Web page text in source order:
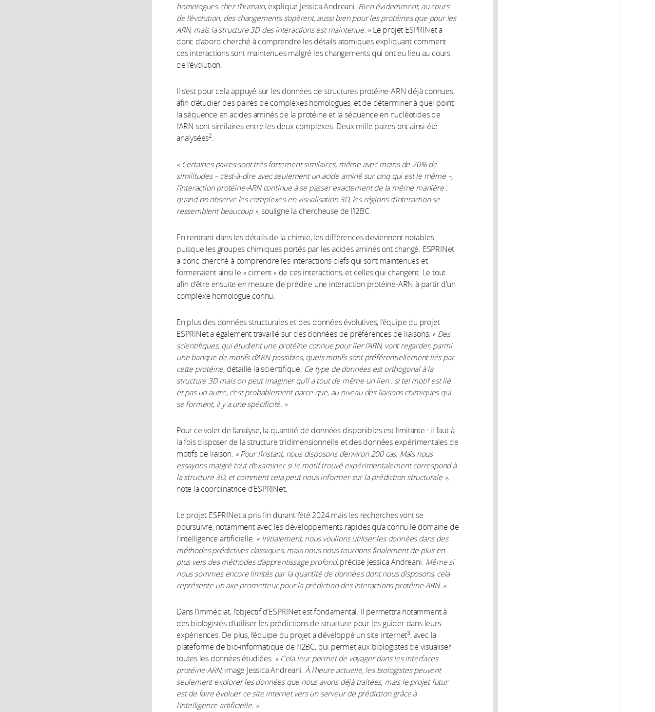
homologues chez l’humain, explique Jessica Andreani. Bien évidemment, au cours
de l’évolution, des changements s’opèrent, aussi bien pour les protéines que pour les
ARN, mais la structure 3D des interactions est maintenue. » Le projet ESPRINet a
donc d’abord cherché à comprendre les détails atomiques expliquant comment
ces interactions sont maintenues malgré les changements qui ont eu lieu au cours
de l’évolution.
Il s’est pour cela appuyé sur les données de structures protéine-ARN déjà connues,
afin d’étudier des paires de complexes homologues, et de déterminer à quel point
la séquence en acides aminés de la protéine et la séquence en nucléotides de
l’ARN sont similaires entre les deux complexes. Deux mille paires ont ainsi été
analysées2.
« Certaines paires sont très fortement similaires, même avec moins de 20% de
similitudes – c’est-à-dire avec seulement un acide aminé sur cinq qui est le même –,
l’interaction protéine-ARN continue à se passer exactement de la même manière :
quand on observe les complexes en visualisation 3D, les régions d’interaction se
ressemblent beaucoup », souligne la chercheuse de l’I2BC.
En rentrant dans les détails de la chimie, les différences deviennent notables
puisque les groupes chimiques portés par les acides aminés ont changé. ESPRINet
a donc cherché à comprendre les interactions clefs qui sont maintenues et
formeraient ainsi le « ciment » de ces interactions, et celles qui changent. Le tout
afin d’être ensuite en mesure de prédire une interaction protéine-ARN à partir d’un
complexe homologue connu.
En plus des données structurales et des données évolutives, l’équipe du projet
ESPRINet a également travaillé sur des données de préférences de liaisons. « Des
scientifiques, qui étudient une protéine connue pour lier l’ARN, vont regarder, parmi
une banque de motifs d’ARN possibles, quels motifs sont préférentiellement liés par
cette protéine, détaille la scientifique. Ce type de données est orthogonal à la
structure 3D mais on peut imaginer qu’il a tout de même un lien : si tel motif est lié
et pas un autre, c’est probablement parce que, au niveau des liaisons chimiques qui
se forment, il y a une spécificité. »
Pour ce volet de l’analyse, la quantité de données disponibles est limitante : il faut à
la fois disposer de la structure tridimensionnelle et des données expérimentales de
motifs de liaison. « Pour l’instant, nous disposons d’environ 200 cas. Mais nous
essayons malgré tout d’examiner si le motif trouvé expérimentalement correspond à
la structure 3D, et comment cela peut nous informer sur la prédiction structurale »,
note la coordinatrice d’ESPRINet.
Le projet ESPRINet a pris fin durant l’été 2024 mais les recherches vont se
poursuivre, notamment avec les développements rapides qu’a connu le domaine de
l’intelligence artificielle. « Initialement, nous voulions utiliser les données dans des
méthodes prédictives classiques, mais nous nous tournons finalement de plus en
plus vers des méthodes d’apprentissage profond, précise Jessica Andreani. Même si
nous sommes encore limités par la quantité de données dont nous disposons, cela
représente un axe prometteur pour la prédiction des interactions protéine-ARN. »
Dans l’immédiat, l’objectif d’ESPRINet est fondamental. Il permettra notamment à
des biologistes d’utiliser les prédictions de structure pour les guider dans leurs
expériences. De plus, l’équipe du projet a développé un site internet3, avec la
plateforme de bio-informatique de l’I2BC, qui permet aux biologistes de visualiser
toutes les données étudiées. « Cela leur permet de voyager dans les interfaces
protéine-ARN, image Jessica Andreani.À l’heure actuelle, les biologistes peuvent
seulement explorer les données que nous avons déjà traitées, mais le projet futur
est de faire évoluer ce site internet vers un serveur de prédiction grâce à
l’intelligence artificielle. »